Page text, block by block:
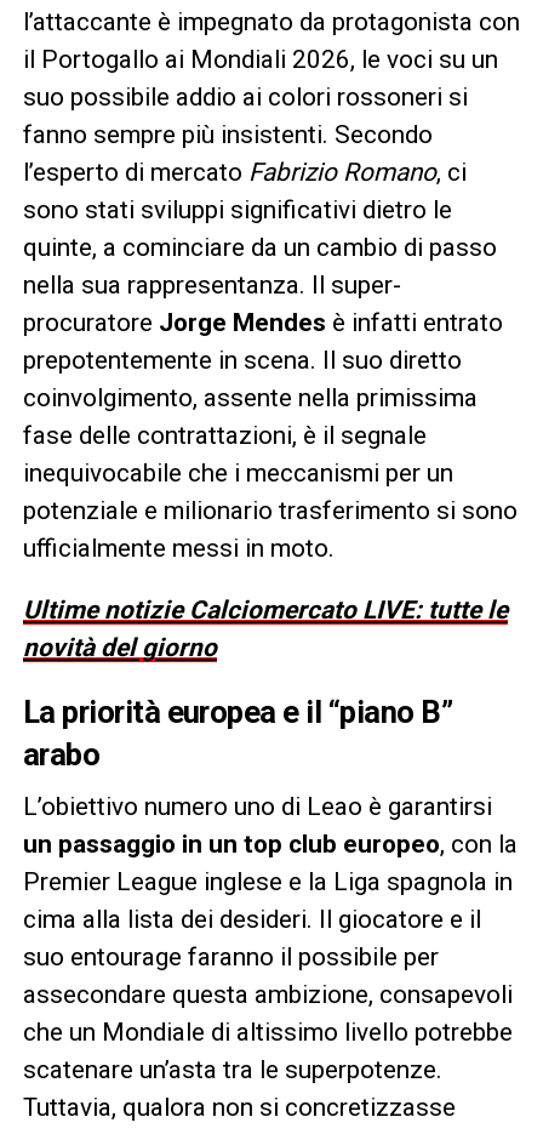
l’attaccante è impegnato da protagonista con
il Portogallo ai Mondiali 2026, le voci su un
suo possibile addio ai colori rossoneri si
fanno sempre più insistenti. Secondo
l’esperto di mercato Fabrizio Romano, ci
sono stati sviluppi significativi dietro le
quinte, a cominciare da un cambio di passo
nella sua rappresentanza. Il super-
procuratore Jorge Mendes è infatti entrato
prepotentemente in scena. Il suo diretto
coinvolgimento, assente nella primissima
fase delle contrattazioni, è il segnale
inequivocabile che i meccanismi per un
potenziale e milionario trasferimento si sono
ufficialmente messi in moto.
Ultime notizie Calciomercato LIVE: tutte le
novità del giorno
La priorità europea e il “piano B”
arabo
L’obiettivo numero uno di Leao è garantirsi
un passaggio in un top club europeo, con la
Premier League inglese e la Liga spagnola in
cima alla lista dei desideri. Il giocatore e il
suo entourage faranno il possibile per
assecondare questa ambizione, consapevoli
che un Mondiale di altissimo livello potrebbe
scatenare un’asta tra le superpotenze.
Tuttavia, qualora non si concretizzasse